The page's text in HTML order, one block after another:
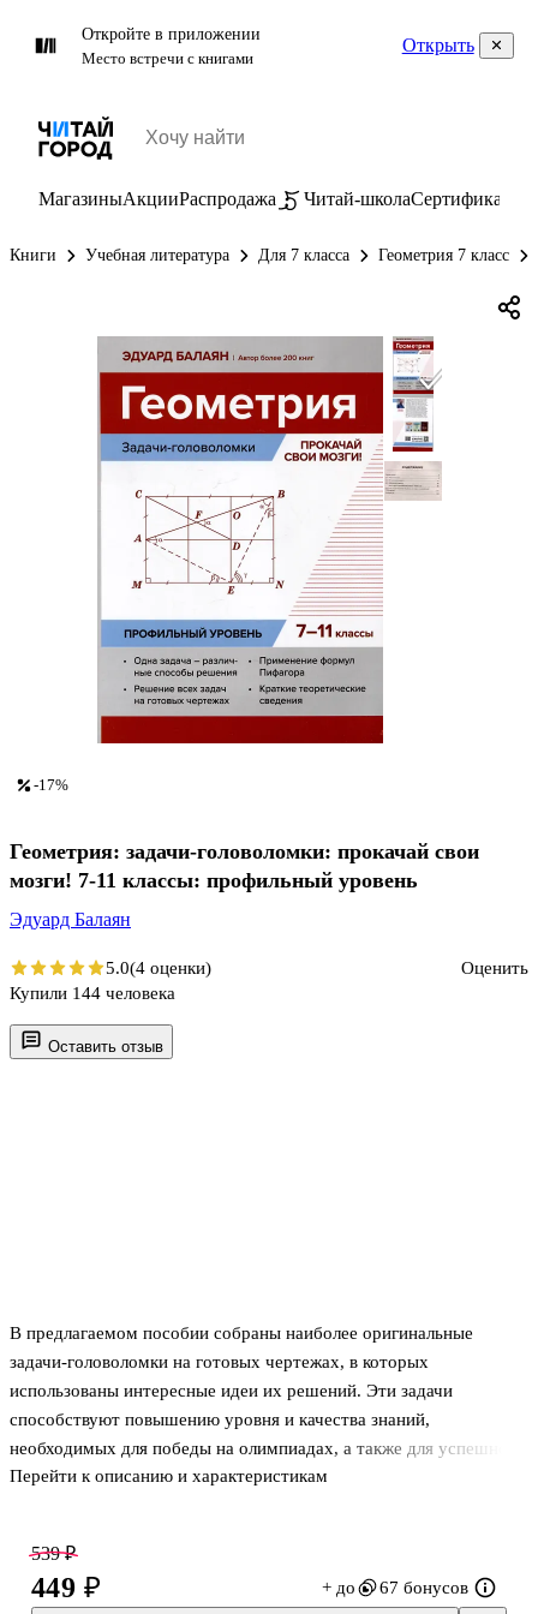
Откройте в приложении
Место встречи с книгами
Открыть
МагазиныАкцииРаспродажа Читай-школаСертификаты
Книги Учебная литература Для 7 класса Геометрия 7 класс
Оставить отзыв
В предлагаемом пособии собраны наиболее оригинальные
задачи-головоломки на готовых чертежах, в которых
использованы интересные идеи их решений. Эти задачи
способствуют повышению уровня и качества знаний,
необходимых для победы на олимпиадах, а также для успешной
сдачи ЕГЭ и ОГЭ. Решение одной и той же задачи различными
Все задачи даны с решениями, часть из них авторские,
остальные заимствованы из различной литературы, а также из
Перейти к описанию и характеристикам
-17%
Геометрия: задачи-головоломки: прокачай свои
мозги! 7-11 классы: профильный уровень
Эдуард Балаян
5.0(4 оценки)
Оценить
Купили 144 человека
539 ₽
449 ₽ + до 67 бонусов